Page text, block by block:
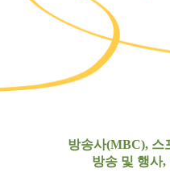
방송사(MBC), 스
방송 및 행사